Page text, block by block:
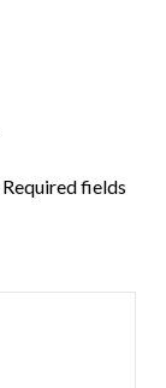
Required fields